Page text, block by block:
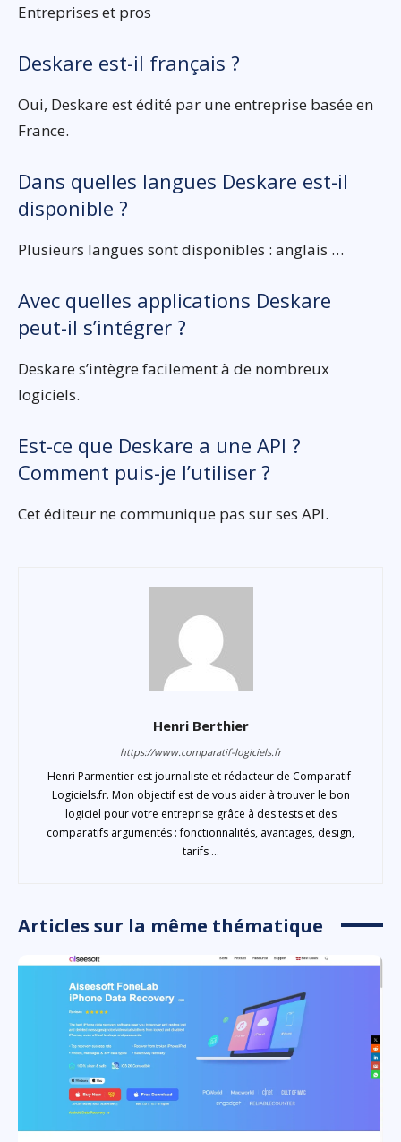
Entreprises et pros
Deskare est-il français ?
Oui, Deskare est édité par une entreprise basée en
France.
Dans quelles langues Deskare est-il
disponible ?
Plusieurs langues sont disponibles : anglais …
Avec quelles applications Deskare
peut-il s’intégrer ?
Deskare s’intègre facilement à de nombreux
logiciels.
Est-ce que Deskare a une API ?
Comment puis-je l’utiliser ?
Cet éditeur ne communique pas sur ses API.
Henri Berthier
https://www.comparatif-logiciels.fr
Henri Parmentier est journaliste et rédacteur de Comparatif-
Logiciels.fr. Mon objectif est de vous aider à trouver le bon
logiciel pour votre entreprise grâce à des tests et des
comparatifs argumentés : fonctionnalités, avantages, design,
tarifs ...
Articles sur la même thématique